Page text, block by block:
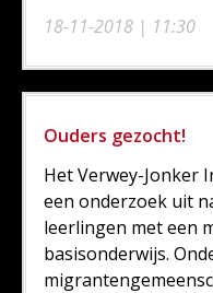
18-11-2018 | 11:30
Ouders gezocht!
Het Verwey-Jonker
een onderzoek uit
leerlingen met een
basisonderwijs.